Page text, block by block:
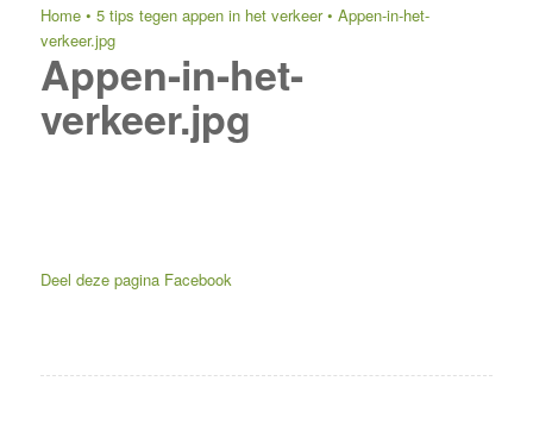
Home• 5 tips tegen appen in het verkeer• Appen-in-het-
verkeer.jpg
Appen-in-het-
verkeer.jpg
Deel deze pagina Facebook